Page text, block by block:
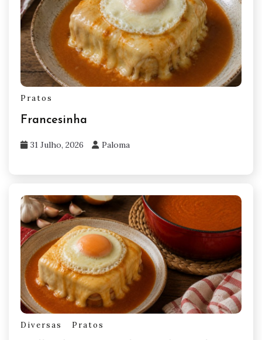
Pratos
Francesinha
31 Julho, 2026 Paloma
Diversas Pratos